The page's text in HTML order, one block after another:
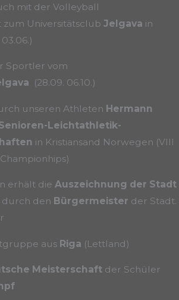
mit der Volleyball
zum Universitätsclub Jelgava in
Sportler vom
(28.09. 06.10.)
unseren Athleten Hermann
Leichtathletik-
in Kristiansand Norwegen (VIII
erhält die Auszeichnung der Stadt
den Bürgermeister der Stadt.
aus Riga (Lettland)
Meisterschaft der Schüler